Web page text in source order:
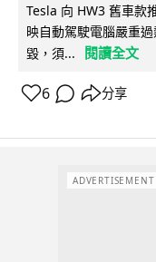
Tesla 向 HW3 舊車款
映自動駕駛電腦嚴重
毀，須...
閱讀全文
6 分享
ADVERTISEMENT